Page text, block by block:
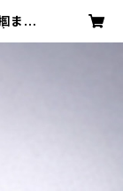
まれ